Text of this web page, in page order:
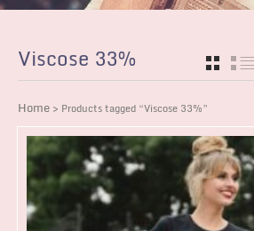
Viscose 33% GRID
Home > Products tagged “Viscose 33%”